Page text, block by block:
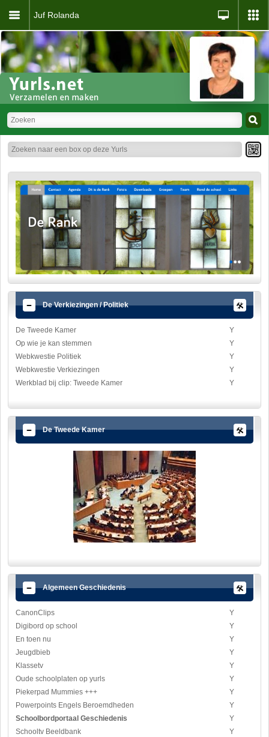
Juf Rolanda
De Verkiezingen / Politiek
De Tweede Kamer
Y
Op wie je kan stemmen
Y
Webkwestie Politiek
Y
Webkwestie Verkiezingen
Y
Werkblad bij clip: Tweede Kamer
Y
De Tweede Kamer
Algemeen Geschiedenis
CanonClips
Y
Digibord op school
Y
En toen nu
Y
Jeugdbieb
Y
Klassetv
Y
Oude schoolplaten op yurls
Y
Piekerpad Mummies +++
Y
Powerpoints Engels Beroemdheden
Y
Schoolbordportaal Geschiedenis
Y
Schooltv Beeldbank
Y